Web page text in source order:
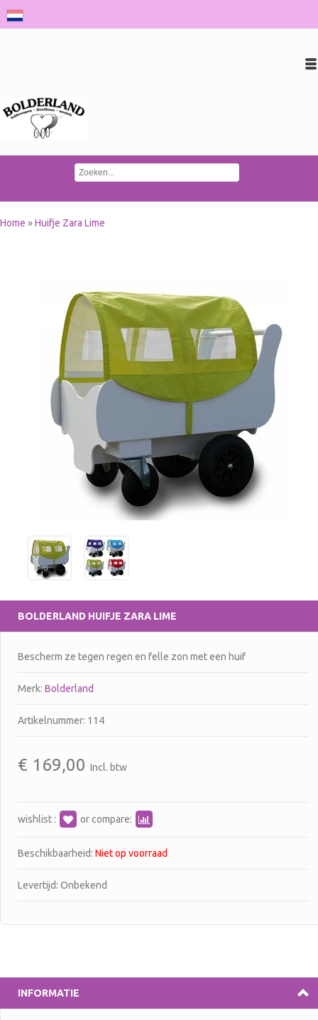
Home »Huifje Zara Lime
BOLDERLAND HUIFJE ZARA LIME
Bescherm ze tegen regen en felle zon met een huif
Merk: Bolderland
Artikelnummer: 114
€ 169,00 Incl. btw
wishlist : or compare:
Beschikbaarheid: Niet op voorraad
Levertijd: Onbekend
INFORMATIE